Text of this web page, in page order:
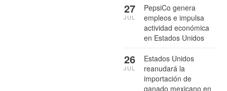
PepsiCo genera
empleos e impulsa
actividad económica
en Estados Unidos
27
JUL
Estados Unidos
reanudará la
importación de
ganado mexicano en
26
JUL